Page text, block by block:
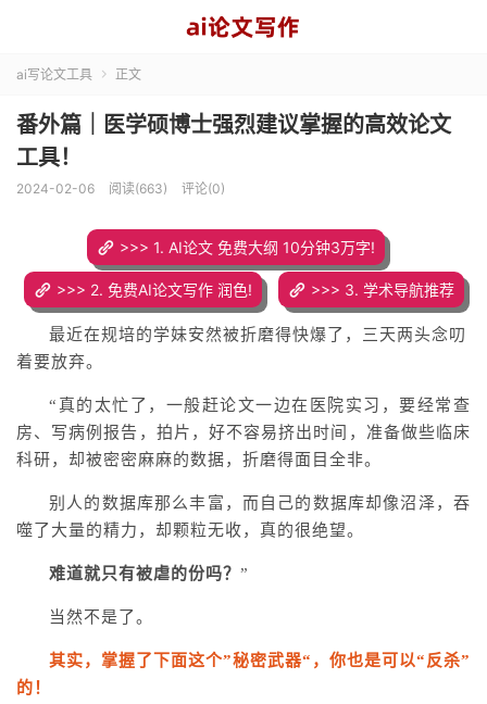
ai写论文工具  正文
番外篇｜医学硕博士强烈建议掌握的高效论文
工具！
2024-02-06 阅读(663) 评论(0)
>>> 1. AI论文 免费大纲 10分钟3万字!
>>> 2. 免费AI论文写作 润色! >>> 3. 学术导航推荐
最近在规培的学妹安然被折磨得快爆了，三天两头念叨
着要放弃。
“真的太忙了，一般赶论文一边在医院实习，要经常查
房、写病例报告，拍片，好不容易挤出时间，准备做些临床
科研，却被密密麻麻的数据，折磨得面目全非。
别人的数据库那么丰富，而自己的数据库却像沼泽，吞
噬了大量的精力，却颗粒无收，真的很绝望。
难道就只有被虐的份吗？ ”
当然不是了。
其实，掌握了下面这个”秘密武器“，你也是可以“反杀”
的！